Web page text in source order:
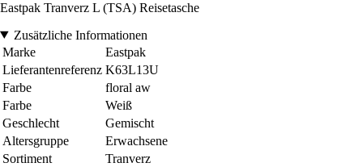
Eastpak Tranverz L (TSA) Reisetasche
Zusätzliche Informationen
Marke
Eastpak
Lieferantenreferenz K63L13U
Farbe
floral aw
Farbe
Weiß
Geschlecht
Gemischt
Altersgruppe
Erwachsene
Sortiment
Tranverz